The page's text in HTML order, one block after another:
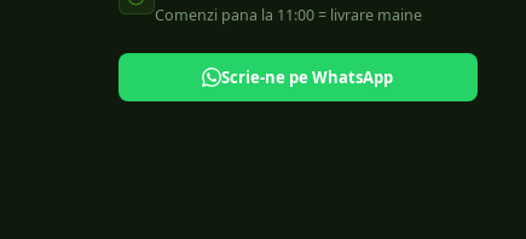
Comenzi pana la 11:00 = livrare maine
Scrie-ne pe WhatsApp